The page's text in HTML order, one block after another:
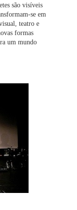
são visíveis
se em
teatro e
formas
um mundo